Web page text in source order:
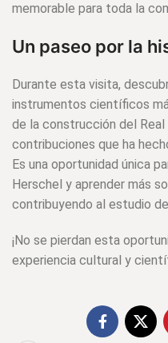
memorable para toda la
Un paseo por la
Durante esta visita,
instrumentos científicos
de la construcción del
contribuciones que ha
Es una oportunidad única
Herschel y aprender más
contribuyendo al estudio
¡No se pierdan esta
experiencia cultural y